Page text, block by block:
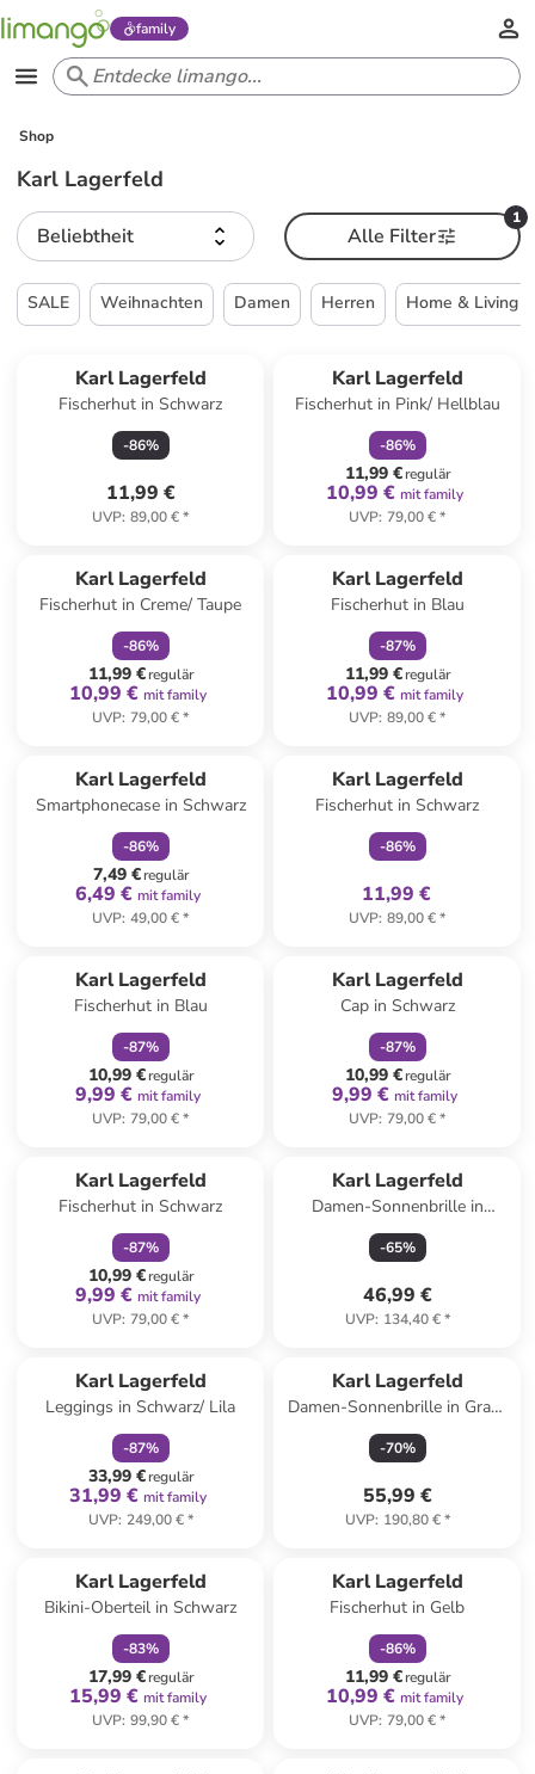
family
Shop
Karl Lagerfeld
Beliebtheit
1
Alle Filter
SALE Weihnachten Damen Herren Home & Living
Karl Lagerfeld
Fischerhut in Schwarz
-86%
11,99 €
UVP: 89,00 €*
Karl Lagerfeld
Fischerhut in Pink/ Hellblau
-86%
11,99 €regulär
10,99 € mit family
UVP: 79,00 €*
Karl Lagerfeld
Fischerhut in Creme/ Taupe
-86%
11,99 €regulär
10,99 € mit family
UVP: 79,00 €*
Karl Lagerfeld
Fischerhut in Blau
-87%
11,99 €regulär
10,99 € mit family
UVP: 89,00 €*
Karl Lagerfeld
Smartphonecase in Schwarz
-86%
7,49 €regulär
6,49 € mit family
UVP: 49,00 €*
Karl Lagerfeld
Fischerhut in Schwarz
-86%
11,99 €
UVP: 89,00 €*
Karl Lagerfeld
Fischerhut in Blau
-87%
10,99 €regulär
9,99 € mit family
UVP: 79,00 €*
Karl Lagerfeld
Cap in Schwarz
-87%
10,99 €regulär
9,99 € mit family
UVP: 79,00 €*
Karl Lagerfeld
Fischerhut in Schwarz
-87%
10,99 €regulär
9,99 € mit family
UVP: 79,00 €*
Karl Lagerfeld
Damen-Sonnenbrille in
Dunkelblau
-65%
46,99 €
UVP: 134,40 €*
Karl Lagerfeld
Leggings in Schwarz/ Lila
-87%
33,99 €regulär
31,99 € mit family
UVP: 249,00 €*
Karl Lagerfeld
Damen-Sonnenbrille in Grau-
Gold/ Hellbraun
-70%
55,99 €
UVP: 190,80 €*
Karl Lagerfeld
Bikini-Oberteil in Schwarz
-83%
17,99 €regulär
15,99 € mit family
UVP: 99,90 €*
Karl Lagerfeld
Fischerhut in Gelb
-86%
11,99 €regulär
10,99 € mit family
UVP: 79,00 €*